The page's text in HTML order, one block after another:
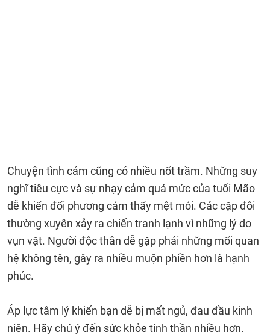
Chuyện tình cảm cũng có nhiều nốt trầm. Những suy
nghĩ tiêu cực và sự nhạy cảm quá mức của tuổi Mão
dễ khiến đối phương cảm thấy mệt mỏi. Các cặp đôi
thường xuyên xảy ra chiến tranh lạnh vì những lý do
vụn vặt. Người độc thân dễ gặp phải những mối quan
hệ không tên, gây ra nhiều muộn phiền hơn là hạnh
phúc.
Áp lực tâm lý khiến bạn dễ bị mất ngủ, đau đầu kinh
niên. Hãy chú ý đến sức khỏe tinh thần nhiều hơn.